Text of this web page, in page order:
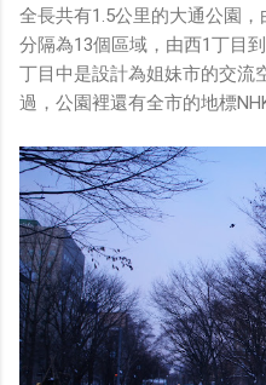
全長共有1.5公里的大通公園
分隔為13個區域，由西1丁目
丁目中是設計為姐妹市的交流
過，公園裡還有全市的地標